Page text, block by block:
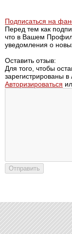
Подписаться на
Перед тем как
что в Вашем
уведомления о
Оставить отзыв:
Для того, чтобы
зарегистрированы в
Авторизироваться